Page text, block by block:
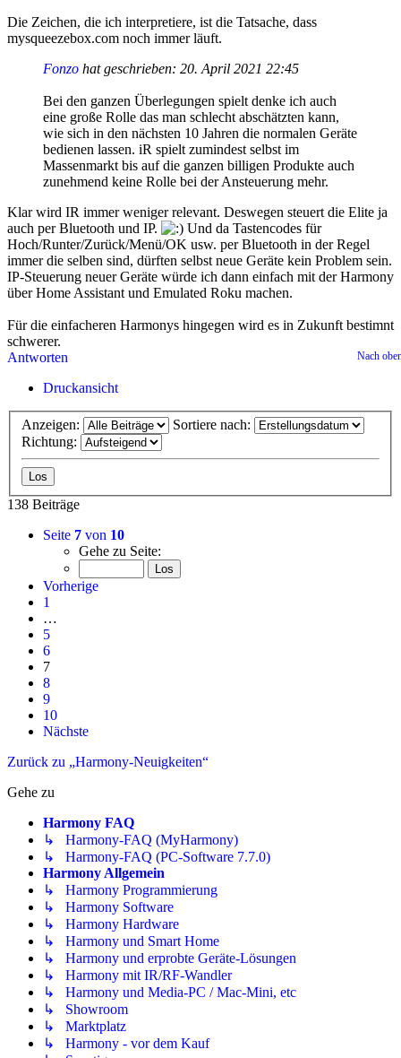
Die Zeichen, die ich interpretiere, ist die Tatsache, dass
mysqueezebox.com noch immer läuft.
Fonzo hat geschrieben: 20. April 2021 22:45
Bei den ganzen Überlegungen spielt denke ich auch
eine große Rolle das man schlecht abschätzten kann,
wie sich in den nächsten 10 Jahren die normalen Geräte
bedienen lassen. iR spielt zumindest selbst im
Massenmarkt bis auf die ganzen billigen Produkte auch
zunehmend keine Rolle bei der Ansteuerung mehr.
Klar wird IR immer weniger relevant. Deswegen steuert die Elite ja
auch per Bluetooth und IP.
Und da Tastencodes für
Hoch/Runter/Zurück/Menü/OK usw. per Bluetooth in der Regel
immer die selben sind, dürften selbst neue Geräte kein Problem sein.
IP-Steuerung neuer Geräte würde ich dann einfach mit der Harmony
über Home Assistant und Emulated Roku machen.
Für die einfacheren Harmonys hingegen wird es in Zukunft bestimnt
schwerer.
Nach
Antworten
Druckansicht
Anzeigen:
Sortiere nach:
Richtung:
138 Beiträge
Seite 7 von 10
Gehe zu Seite:
Vorherige
1
…
5
6
7
8
9
10
Nächste
Zurück zu „Harmony-Neuigkeiten“
Gehe zu
Harmony FAQ
↳ Harmony-FAQ (MyHarmony)
↳ Harmony-FAQ (PC-Software 7.7.0)
Harmony Allgemein
↳ Harmony Programmierung
↳ Harmony Software
↳ Harmony Hardware
↳ Harmony und Smart Home
↳ Harmony und erprobte Geräte-Lösungen
↳ Harmony mit IR/RF-Wandler
↳ Harmony und Media-PC / Mac-Mini, etc
↳ Showroom
↳ Marktplatz
↳ Harmony - vor dem Kauf